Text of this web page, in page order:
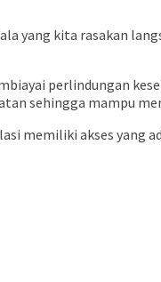
yang kita rasakan
perlindungan
sehingga mampu
memiliki akses